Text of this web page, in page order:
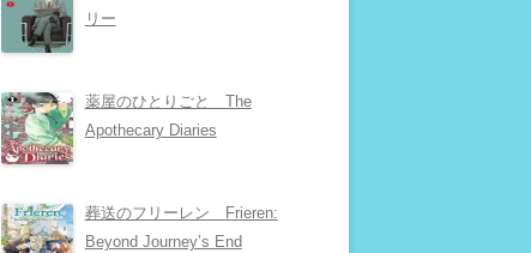
リー
薬屋のひとりごと The
Apothecary Diaries
葬送のフリーレン Frieren:
Beyond Journey’s End